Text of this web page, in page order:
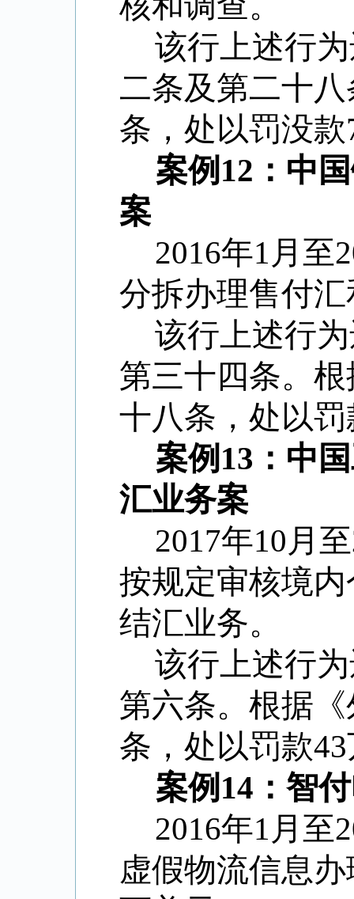
该行上述行
二条及第二十
条，处以罚没
案例12：中
案
2016年1月至
分拆办理售付
该行上述行
第三十四条。
十八条，处以
案例13：中
汇业务案
2017年10月
按规定审核境
结汇业务。
该行上述行
第六条。根据
条，处以罚款
案例14：智
2016年1月至
虚假物流信息